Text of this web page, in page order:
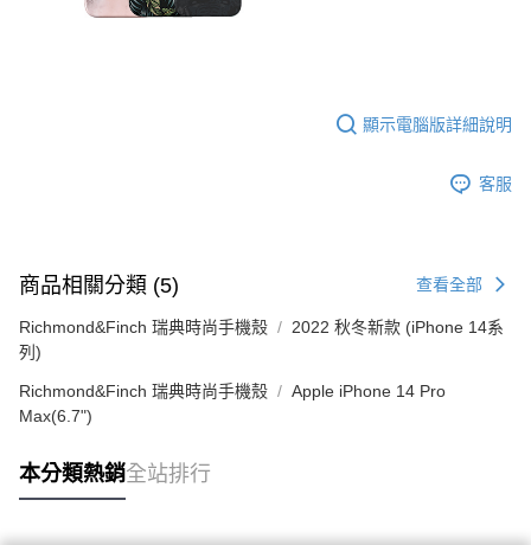
顯示電腦版詳細說明
客服
商品相關分類 (5) 查看全部
Richmond&Finch 瑞典時尚手機殼
2022 秋冬新款 (iPhone 14系
列)
Richmond&Finch 瑞典時尚手機殼
Apple iPhone 14 Pro
Max(6.7")
本分類熱銷全站排行